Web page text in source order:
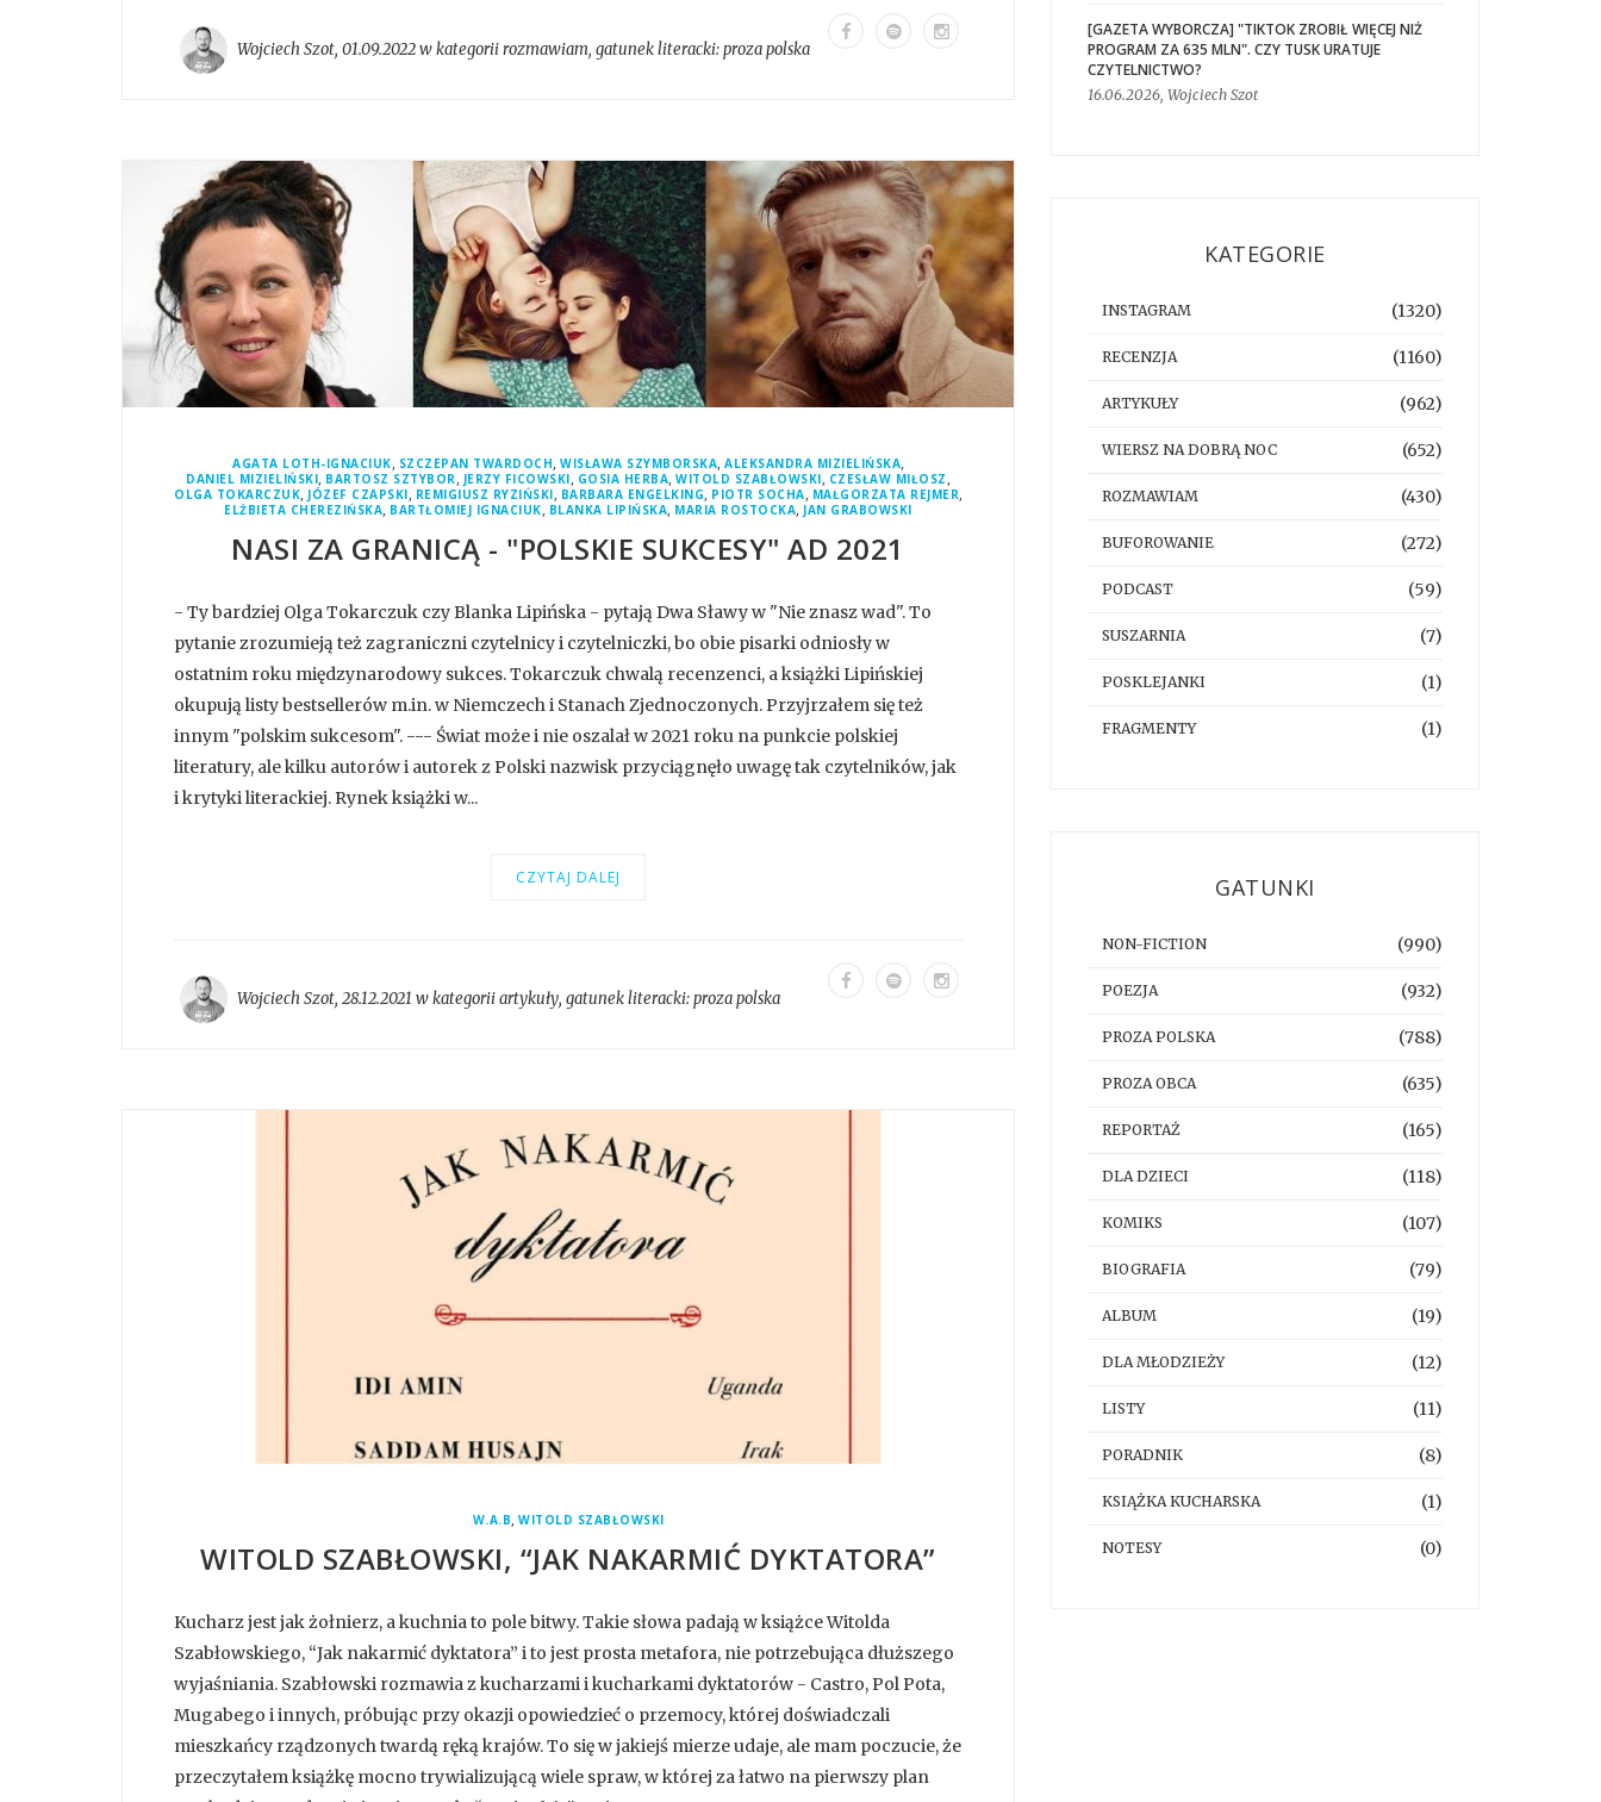
Wojciech Szot, 01.09.2022 w kategoriirozmawiam, gatunek literacki:proza polska
AGATA LOTH-IGNACIUK, SZCZEPAN TWARDOCH, WISŁAWA SZYMBORSKA, ALEKSANDRA MIZIELIŃSKA,
DANIEL MIZIELIŃSKI, BARTOSZ SZTYBOR, JERZY FICOWSKI, GOSIA HERBA,WITOLD SZABŁOWSKI, CZESŁAW MIŁOSZ,
OLGA TOKARCZUK, JÓZEF CZAPSKI, REMIGIUSZ RYZIŃSKI, BARBARA ENGELKING, PIOTR SOCHA, MAŁGORZATA REJMER,
ELŻBIETA CHEREZIŃSKA, BARTŁOMIEJ IGNACIUK, BLANKA LIPIŃSKA, MARIA ROSTOCKA,JAN GRABOWSKI
NASI ZA GRANICĄ - "POLSKIE SUKCESY" AD 2021
- Ty bardziej Olga Tokarczuk czy Blanka Lipińska - pytają Dwa Sławy w "Nie znasz wad". To
pytanie zrozumieją też zagraniczni czytelnicy i czytelniczki, bo obie pisarki odniosły w
ostatnim roku międzynarodowy sukces. Tokarczuk chwalą recenzenci, a książki Lipińskiej
okupują listy bestsellerów m.in. w Niemczech i Stanach Zjednoczonych. Przyjrzałem się też
innym "polskim sukcesom". --- Świat może i nie oszalał w 2021 roku na punkcie polskiej
literatury, ale kilku autorów i autorek z Polski nazwisk przyciągnęło uwagę tak czytelników, jak
i krytyki literackiej. Rynek książki w...
CZYTAJ DALEJ
Wojciech Szot, 28.12.2021 w kategoriiartykuły, gatunek literacki:proza polska
W.A.B, WITOLD SZABŁOWSKI
WITOLD SZABŁOWSKI, “JAK NAKARMIĆ DYKTATORA”
Kucharz jest jak żołnierz, a kuchnia to pole bitwy. Takie słowa padają w książce Witolda
Szabłowskiego, “Jak nakarmić dyktatora” i to jest prosta metafora, nie potrzebująca dłuższego
wyjaśniania. Szabłowski rozmawia z kucharzami i kucharkami dyktatorów - Castro, Pol Pota,
Mugabego i innych, próbując przy okazji opowiedzieć o przemocy, której doświadczali
mieszkańcy rządzonych twardą ręką krajów. To się w jakiejś mierze udaje, ale mam poczucie, że
przeczytałem książkę mocno trywializującą wiele spraw, w której za łatwo na pierwszy plan
[GAZETA WYBORCZA] "TIKTOK ZROBIŁ WIĘCEJ NIŻ
PROGRAM ZA 635 MLN". CZY TUSK URATUJE
CZYTELNICTWO?
16.06.2026, Wojciech Szot
KATEGORIE
INSTAGRAM (1320)
RECENZJA (1160)
ARTYKUŁY (962)
WIERSZ NA DOBRĄ NOC (652)
ROZMAWIAM (430)
BUFOROWANIE (272)
PODCAST (59)
SUSZARNIA (7)
POSKLEJANKI (1)
FRAGMENTY (1)
GATUNKI
NON-FICTION (990)
POEZJA (932)
PROZA POLSKA (788)
PROZA OBCA (635)
REPORTAŻ (165)
DLA DZIECI (118)
KOMIKS (107)
BIOGRAFIA (79)
ALBUM (19)
DLA MŁODZIEŻY (12)
LISTY (11)
PORADNIK (8)
KSIĄŻKA KUCHARSKA (1)
NOTESY (0)